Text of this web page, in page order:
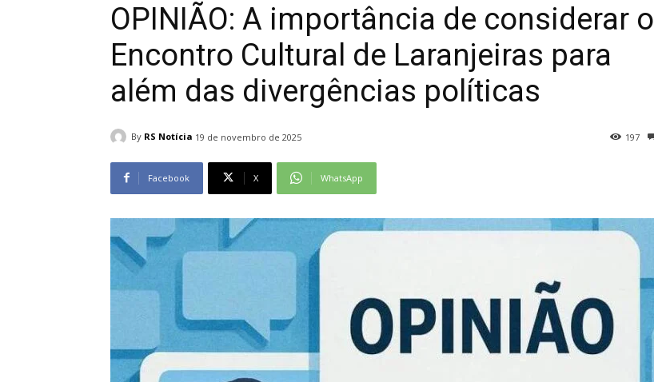
OPINIÃO: A importância de considerar o
Encontro Cultural de Laranjeiras para
além das divergências políticas
By RS Notícia 19 de novembro de 2025 197
Facebook X WhatsApp